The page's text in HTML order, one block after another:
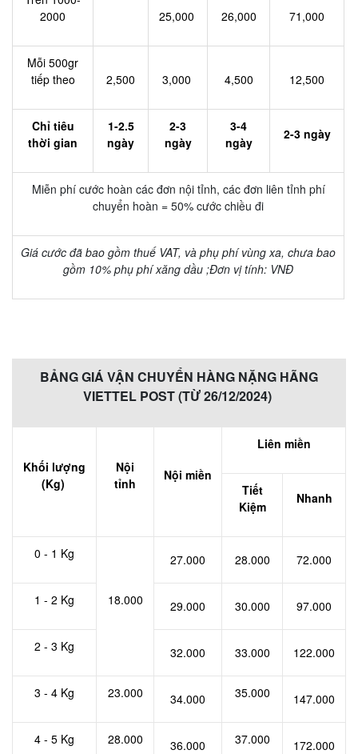
2000
25,000 26,000 71,000
Mỗi 500gr
tiếp theo
2,500 3,000 4,500 12,500
Chỉ tiêu
thời gian
1-2.5
ngày
2-3
ngày
3-4
ngày
2-3 ngày
Miễn phí cước hoàn các đơn nội tỉnh, các đơn liên tỉnh phí
chuyển hoàn = 50% cước chiều đi
Giá cước đã bao gồm thuế VAT, và phụ phí vùng xa, chưa bao
gồm 10% phụ phí xăng dầu ;Đơn vị tính: VNĐ
BẢNG GIÁ VẬN CHUYỂN HÀNG NẶNG HÃNG
VIETTEL POST (TỪ 26/12/2024)
Khối lượng
(Kg)
Nội
tỉnh
Nội miền
Liên miền
Tiết
Kiệm
Nhanh
0 - 1 Kg
18.000
27.000 28.000 72.000
1 - 2 Kg 29.000 30.000 97.000
2 - 3 Kg 32.000 33.000 122.000
3 - 4 Kg 23.000 34.000 35.000 147.000
4 - 5 Kg 28.000 36.000 37.000 172.000